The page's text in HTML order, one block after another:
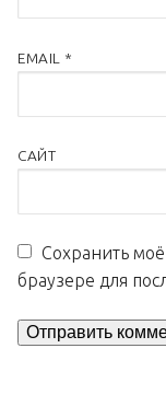
EMAIL *
САЙТ
Сохранить
браузере для